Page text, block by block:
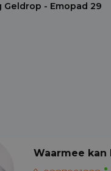
Geldrop - Emopad 29
Waarmee kan